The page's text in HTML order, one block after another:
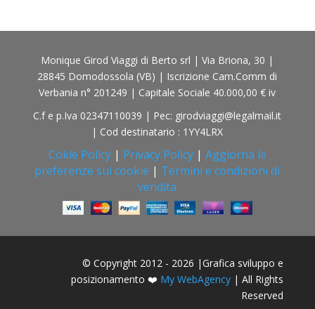
Monique Girod Viaggi di Berto srl | Via Briona, 30 |
28845 Domodossola (VB) | Iscrizione Cam.Comm di
Verbania n° 201249 | Capitale Sociale 40.000,00 € iv
C.f e p.Iva 02347110039 | Pec: girodviaggi@legalmail.it
| Cod destinatario : 1YY4LRX
Cokie Policy| Privacy Policy| Aggiorna le
preferenze sui cookie | Termini e condizioni di
vendita
© Copyright 2012 - 2026 |Grafica sviluppo e
posizionamento ❤️ My WebAgency | All Rights
Reserved